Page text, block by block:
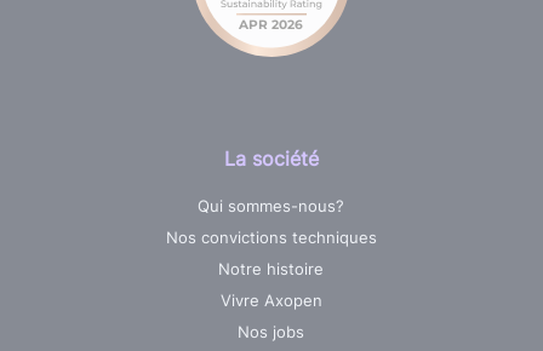
La société
Qui sommes-nous?
Nos convictions techniques
Notre histoire
Vivre Axopen
Nos jobs